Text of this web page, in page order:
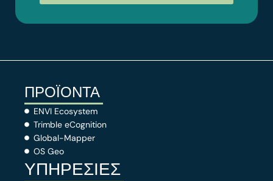
ΠΡΟΪΟΝΤΑ
ENVI Ecosystem
Trimble eCognition
Global-Mapper
OS Geo
ΥΠΗΡΕΣΙΕΣ